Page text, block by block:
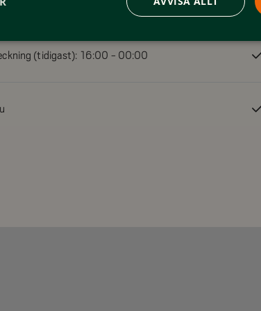
och service. Hos vår reception –
hjälper vi dig gärna med
(tidigast): 16:00 - 00:00